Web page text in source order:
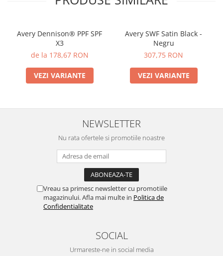
Avery Dennison® PPF SPF
X3
de la 178,67 RON
VEZI VARIANTE
Avery SWF Satin Black -
Negru
307,75 RON
VEZI VARIANTE
NEWSLETTER
Nu rata ofertele si promotiile noastre
Vreau sa primesc newsletter cu promotiile
magazinului. Afla mai multe in Politica de
Confidentialitate
SOCIAL
Urmareste-ne in social media